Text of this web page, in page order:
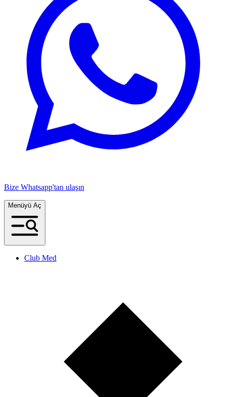
Bize Whatsapp'tan ulaşın
Menüyü Aç
Club Med